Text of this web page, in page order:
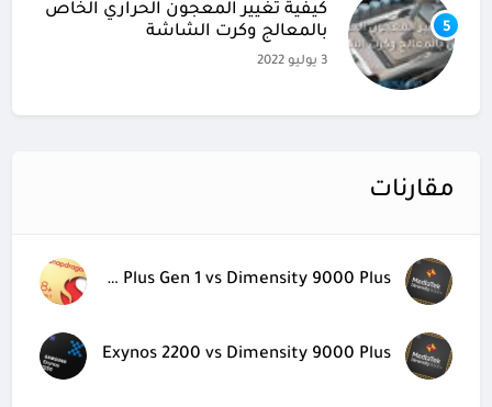
5
كيفية تغيير المعجون الحراري الخاص
بالمعالج وكرت الشاشة
3 يوليو 2022
مقارنات
Snapdragon 8 Plus Gen 1 vs Dimensity 9000 Plus
Exynos 2200 vs Dimensity 9000 Plus